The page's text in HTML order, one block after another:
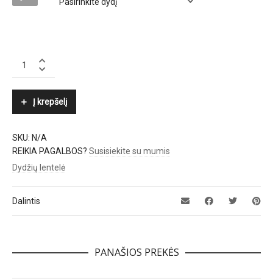
MOOSE
KNUCKLES
Į krepšelį
SKU: N/A
REIKIA PAGALBOS? Susisiekite su mumis
Dydžių lentelė
Dalintis
PANAŠIOS PREKĖS